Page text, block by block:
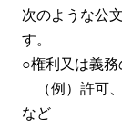
次のような公
す。
○権利又は義
（例）許可
など